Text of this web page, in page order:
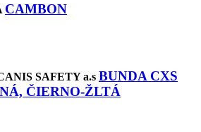
CAMBON
SAFETY a.s BUNDA CXS
ČIERNO-ŽLTÁ